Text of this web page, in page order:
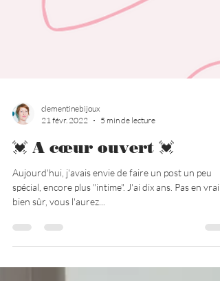
5 min de lecture
💓 A cœur ouvert 💓
Aujourd'hui, j'avais envie de faire un post un peu
spécial, encore plus "intime". J'ai dix ans. Pas en vrai
bien sûr, vous l'aurez...